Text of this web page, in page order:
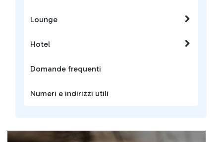
Lounge
Hotel
Domande frequenti
Numeri e indirizzi utili